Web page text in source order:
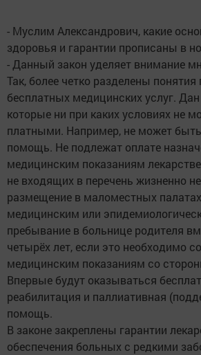
- Муслим Александрович, какие
здоровья и гарантии прописаны в
- Данный закон уделяет внимание
Так, более четко разделены
бесплатных медицинских услуг. Дан
которые ни при каких условиях не
платными. Например, не может
помощь. Не подлежат оплате
медицинским показаниям
не входящих в перечень жизненно
размещение в маломестных
медицинским или
пребывание в больнице родителя
четырёх лет, если это необходимо
медицинским показаниям со
Впервые будут оказываться
реабилитация и паллиативная
помощь.
В законе закреплены гарантии
обеспечения больных с редкими